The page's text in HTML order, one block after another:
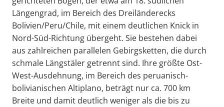
Längengrad, im Bereich des Dreiländerecks
Bolivien/Peru/Chile, mit einem deutlichen Knick in
Nord-Süd-Richtung übergeht. Sie bestehen dabei
aus zahlreichen parallelen Gebirgsketten, die durch
schmale Längstäler getrennt sind. Ihre größte Ost-
West-Ausdehnung, im Bereich des peruanisch-
bolivianischen Altiplano, beträgt nur ca. 700 km
Breite und damit deutlich weniger als die bis zu